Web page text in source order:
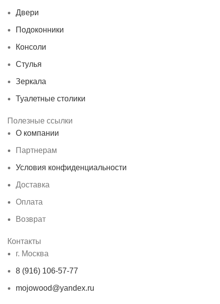
Двери
Подоконники
Консоли
Стулья
Зеркала
Туалетные столики
Полезные ссылки
О компании
Партнерам
Условия конфиденциальности
Доставка
Оплата
Возврат
Контакты
г. Москва
8 (916) 106-57-77
mojowood@yandex.ru